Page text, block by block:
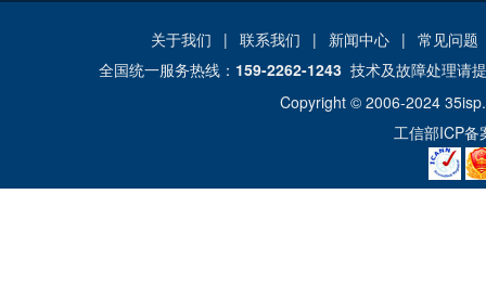
关于我们 | 联系我们 | 新闻中心 | 常见问题
全国统一服务热线： 159-2262-1243 技术及故障处理请
Copyright © 2006-2024
工信部ICP备